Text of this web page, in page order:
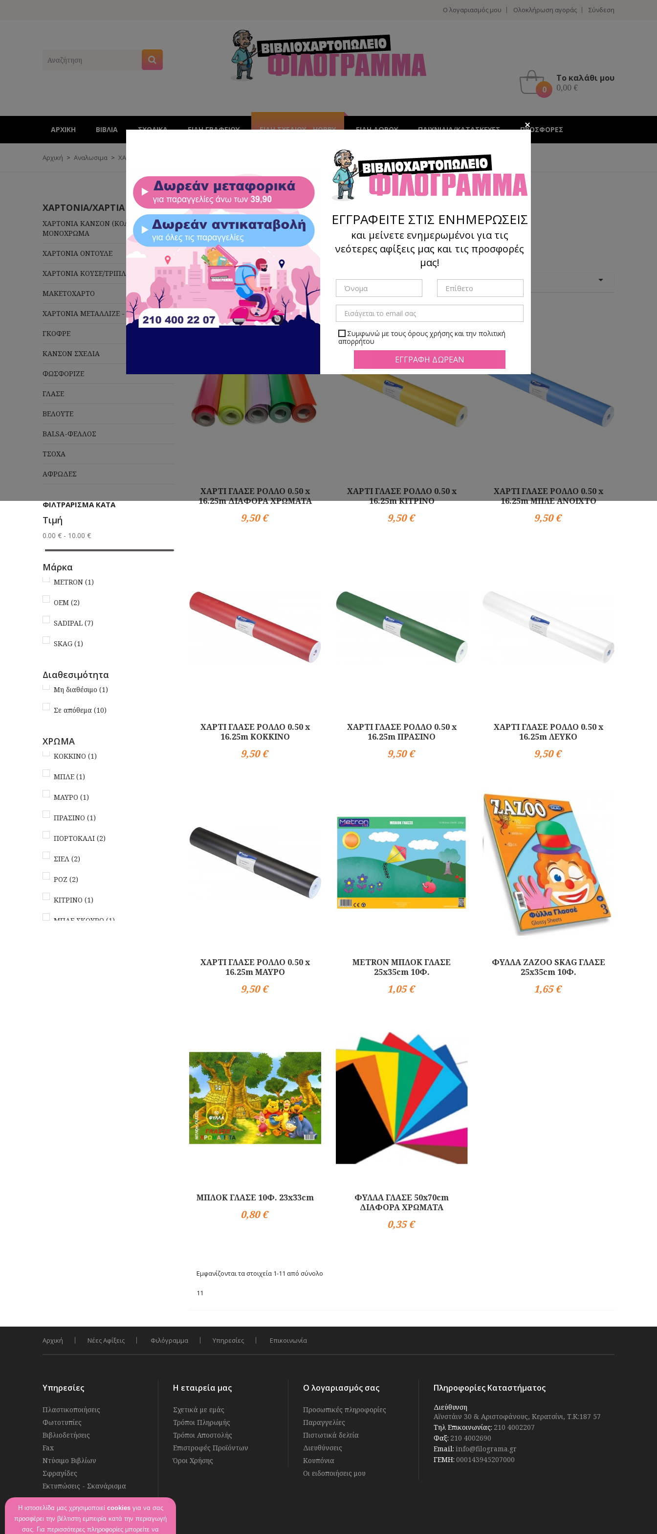
Ο λογαριασμός μου Ολοκλήρωση αγοράς Σύνδεση
Το καλάθι μου
0
0,00 €
ΑΡΧΙΚΉ ΒΙΒΛΊΑ ΣΧΟΛΙΚΑ ΕΊΔΗ ΓΡΑΦΕΊΟΥ ΕΙΔΗ ΣΧΕΔΙΟΥ - HOBBY ΕΙΔΗ ΔΩΡΟΥ ΠΑΙΧΝΙΔΙΑ/ΚΑΤΑΣΚΕΥΕΣ ΠΡΟΣΦΟΡΕΣ
Αρχική Αναλωσιμα ΧΑΡΤΟΝΙΑ/ΧΑΡΤΙΑ
ΧΑΡΤΟΝΙΑ/ΧΑΡΤΙΑ
ΧΑΡΤΟΝΙΑ ΚΑΝΣΟΝ (ΚΟΛΑΖ) 220gr
ΜΟΝΟΧΡΩΜΑ
ΧΑΡΤΟΝΙΑ ΟΝΤΟΥΛΕ
ΧΑΡΤΟΝΙΑ ΚΟΥΣΕ/ΤΡΙΠΛΕΞ
ΜΑΚΕΤΟΧΑΡΤΟ
ΧΑΡΤΟΝΙΑ ΜΕΤΑΛΛΙΖΕ - GLITTER
ΓΚΟΦΡΕ
ΚΑΝΣΟΝ ΣΧΕΔΙΑ
ΦΩΣΦΟΡΙΖΕ
ΓΛΑΣΕ
ΒΕΛΟΥΤΕ
BALSA-ΦΕΛΛΟΣ
ΤΣΟΧΑ
ΑΦΡΩΔΕΣ
ΦΙΛΤΡΆΡΙΣΜΑ ΚΑΤΆ
Τιμή
0.00 € - 10.00 €
Μάρκα
METRON (1)
OEM (2)
SADIPAL (7)
SKAG (1)
Διαθεσιμότητα
Μη διαθέσιμο (1)
Σε απόθεμα (10)
ΧΡΩΜΑ
ΚΟΚΚΙΝΟ (1)
ΜΠΛΕ (1)
ΜΑΥΡΟ (1)
ΠΡΑΣΙΝΟ (1)
ΠΟΡΤΟΚΑΛΙ (2)
ΣΙΕΛ (2)
ΡΟΖ (2)
KITΡΙΝΟ (1)
ΜΠΛΕ ΣΚΟΥΡΟ (1)
ΓΛΑΣΕ
Πλέγμα Λίστα Υπάρχουν 11 προϊόντα.
κατά:

ΧΑΡΤΙ ΓΛΑΣΕ ΡΟΛΛΟ 0.50 x
16.25m ΔΙΑΦΟΡΑ ΧΡΩΜΑΤΑ
9,50 €
ΧΑΡΤΙ ΓΛΑΣΕ ΡΟΛΛΟ 0.50 x
16.25m ΚΙΤΡΙΝΟ
9,50 €
ΧΑΡΤΙ ΓΛΑΣΕ ΡΟΛΛΟ 0.50 x
16.25m ΜΠΛΕ ΑΝΟΙΧΤΟ
9,50 €
ΧΑΡΤΙ ΓΛΑΣΕ ΡΟΛΛΟ 0.50 x
16.25m ΚΟΚΚΙΝΟ
9,50 €
ΧΑΡΤΙ ΓΛΑΣΕ ΡΟΛΛΟ 0.50 x
16.25m ΠΡΑΣΙΝΟ
9,50 €
ΧΑΡΤΙ ΓΛΑΣΕ ΡΟΛΛΟ 0.50 x
16.25m ΛΕΥΚΟ
9,50 €
ΧΑΡΤΙ ΓΛΑΣΕ ΡΟΛΛΟ 0.50 x
16.25m ΜΑΥΡΟ
9,50 €
METRON ΜΠΛΟΚ ΓΛΑΣΕ
25x35cm 10Φ.
1,05 €
ΦΥΛΛΑ ΖΑΖΟΟ SKAG ΓΛΑΣΕ
25x35cm 10Φ.
1,65 €
ΜΠΛΟΚ ΓΛΑΣΕ 10Φ. 23x33cm
0,80 €
ΦΥΛΛΑ ΓΛΑΣΕ 50x70cm
ΔΙΑΦΟΡΑ ΧΡΩΜΑΤΑ
0,35 €
Εμφανίζονται τα στοιχεία 1-11 από σύνολο
11
Αρχική Νέες Αφίξεις Φιλόγραμμα Υπηρεσίες Επικοινωνία
Υπηρεσίες
Πλαστικοποιήσεις
Φωτοτυπίες
Βιβλιοδετήσεις
Fax
Ντύσιμο Βιβλίων
Σφραγίδες
Εκτυπώσεις - Σκανάρισμα
Ακολουθήστε μας στο
Βρείτε μας στο
Η εταιρεία μας
Σχετικά με εμάς
Τρόποι Πληρωμής
Τρόποι Αποστολής
Επιστροφές Προϊόντων
Όροι Χρήσης
Ο λογαριασμός σας
Προσωπικές πληροφορίες
Παραγγελίες
Πιστωτικά δελτία
Διευθύνσεις
Κουπόνια
Οι ειδοποιήσεις μου
Η ιστοσελίδα μας χρησιμοποιεί cookiesγια να σας
προσφέρει την βέλτιστη εμπειρία κατά την περιαγωγή
σας. Για περισσότερες πληροφορίες μπορείτε να
Πληροφορίες Καταστήματος
Διεύθυνση
Αϊνστάιν 30 & Αριστοφάνους, Κερατσίνι, Τ.Κ:187 57
Τηλ Επικοινωνίας: 210 4002207
Φαξ: 210 4002690
Email: info@filograma.gr
ΓΕΜΗ: 000143945207000
ΕΓΓΡΑΦΕΙΤΕ ΣΤΙΣ ΕΝΗΜΕΡΩΣΕΙΣ
και μείνετε ενημερωμένοι για τις
νεότερες αφίξεις μας και τις προσφορές
μας!
Συμφωνώ με τους όρους χρήσης και την πολιτική
απορρήτου
Μπορείτε να απεγραφείτε ανά πάσα ώρα και στιγμή